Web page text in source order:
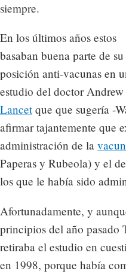
siempre.
En los últimos años estos
basaban buena parte de su
posición anti-vacunas en
estudio del doctor
Lancetque que sugería -
afirmar tajantemente que
administración de la
Paperas y Rubeola) y el
los que le había sido
Afortunadamente, y
principios del año pasado
retiraba el estudio en
en 1998, porque había